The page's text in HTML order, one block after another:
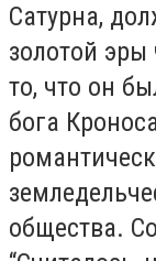
Сатурна,
золотой эры
то, что он
бога
общества.